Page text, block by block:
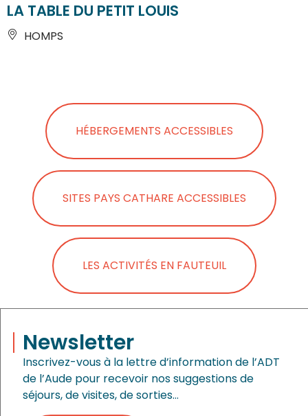
LA TABLE DU PETIT LOUIS
HOMPS
HÉBERGEMENTS ACCESSIBLES
SITES PAYS CATHARE ACCESSIBLES
LES ACTIVITÉS EN FAUTEUIL
Newsletter
Inscrivez-vous à la lettre d’information de l’ADT
de l’Aude pour recevoir nos suggestions de
séjours, de visites, de sorties…